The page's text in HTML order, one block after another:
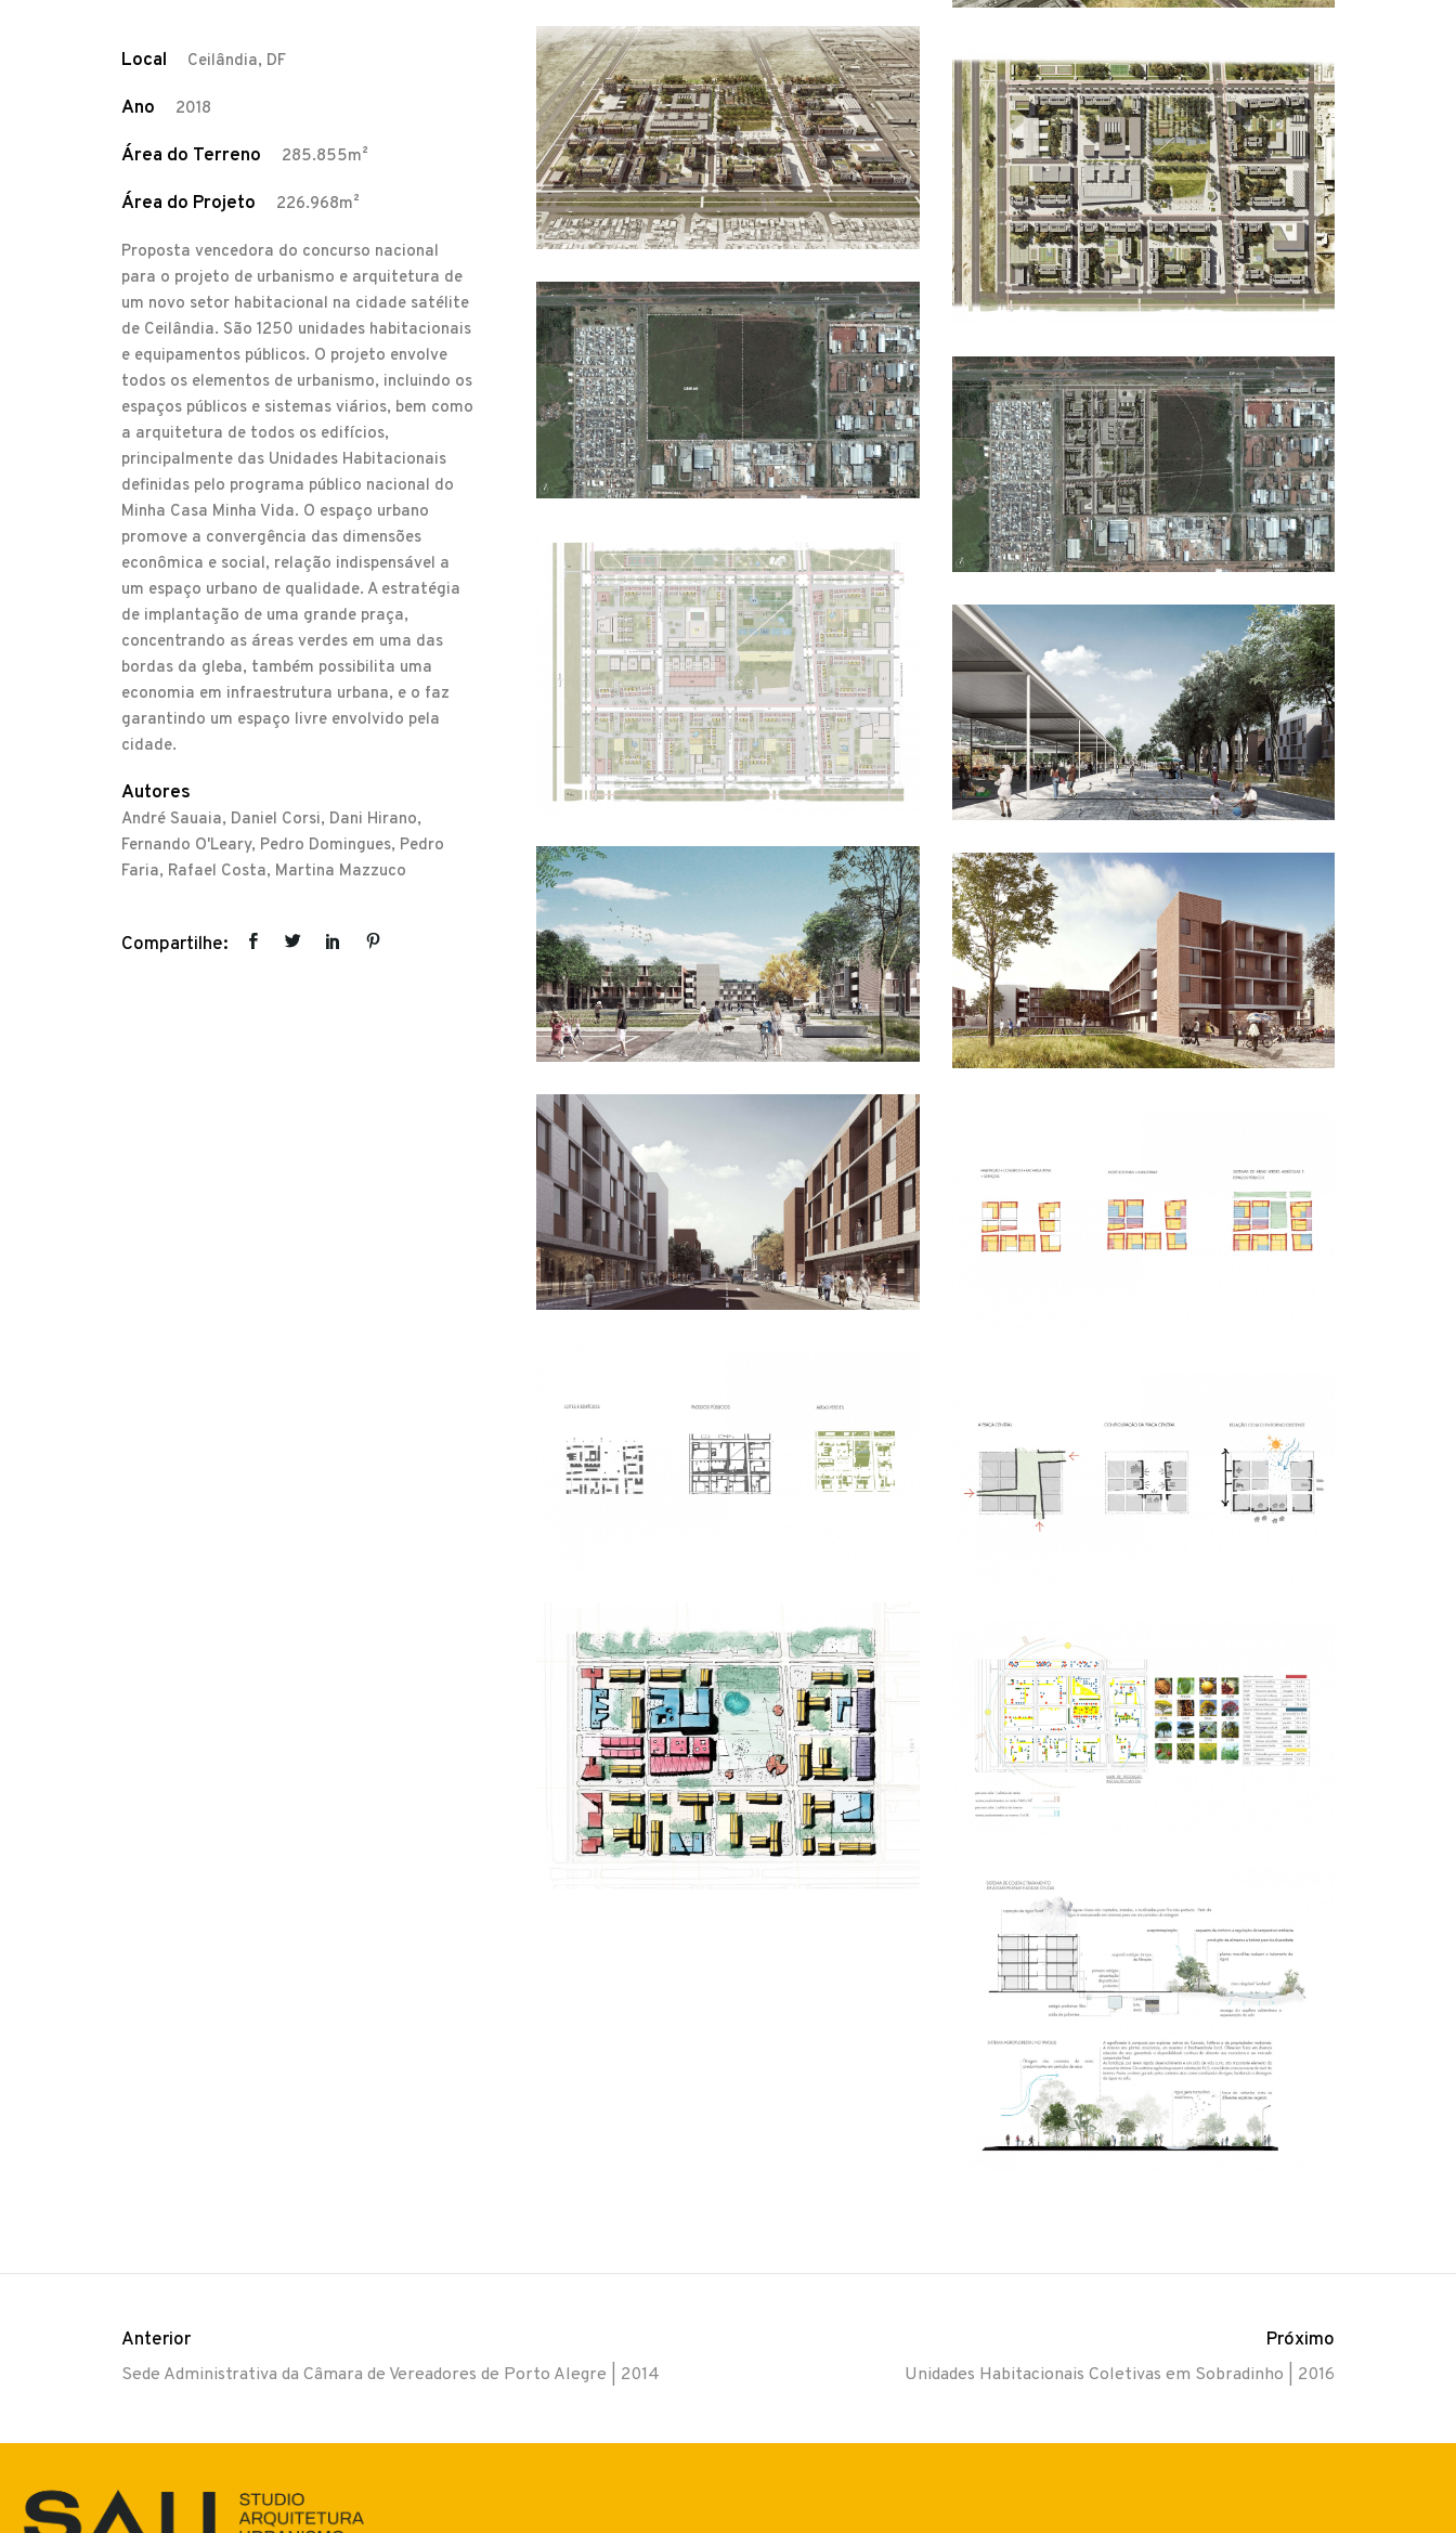
Local Ceilândia, DF
Ano 2018
Área do Terreno 285.855m²
Área do Projeto 226.968m²
Proposta vencedora do concurso nacional
para o projeto de urbanismo e arquitetura de
um novo setor habitacional na cidade satélite
de Ceilândia. São 1250 unidades habitacionais
e equipamentos públicos. O projeto envolve
todos os elementos de urbanismo, incluindo os
espaços públicos e sistemas viários, bem como
a arquitetura de todos os edifícios,
principalmente das Unidades Habitacionais
definidas pelo programa público nacional do
Minha Casa Minha Vida. O espaço urbano
promove a convergência das dimensões
econômica e social, relação indispensável a
um espaço urbano de qualidade. A estratégia
de implantação de uma grande praça,
concentrando as áreas verdes em uma das
bordas da gleba, também possibilita uma
economia em infraestrutura urbana, e o faz
garantindo um espaço livre envolvido pela
cidade.
Autores
André Sauaia, Daniel Corsi, Dani Hirano,
Fernando O'Leary, Pedro Domingues, Pedro
Faria, Rafael Costa, Martina Mazzuco
Compartilhe:
Anterior
Sede Administrativa da Câmara de Vereadores de Porto Alegre | 2014
Próximo
Unidades Habitacionais Coletivas em Sobradinho | 2016